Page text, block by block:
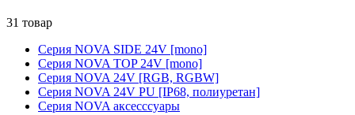
31 товар
Серия NOVA SIDE 24V [mono]
Серия NOVA TOP 24V [mono]
Серия NOVA 24V [RGB, RGBW]
Серия NOVA 24V PU [IP68, полиуретан]
Серия NOVA аксесссуары